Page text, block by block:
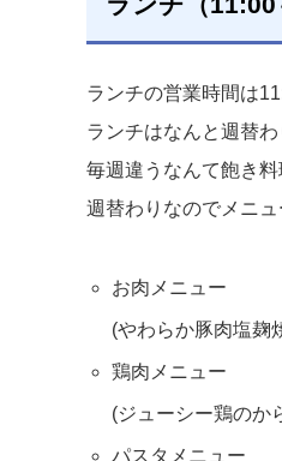
ランチの営業時間は
ランチはなんと週替わ
毎週違うなんて飽き
週替わりなのでメニ
お肉メニュー
(やわらか豚肉塩麹
鶏肉メニュー
(ジューシー鶏のか
パスタメニュー